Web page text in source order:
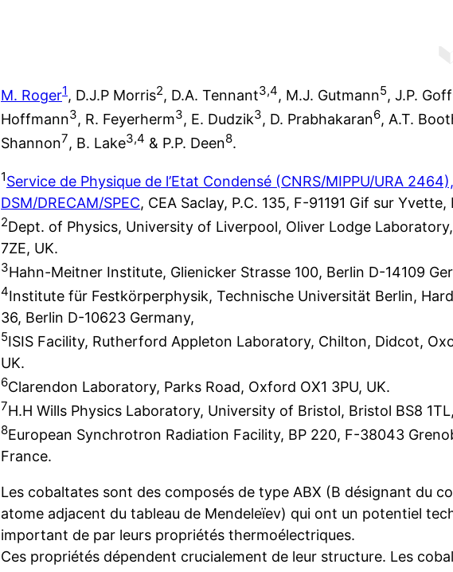
M. Roger1, D.J.P Morris2, D.A. Tennant3,4, M.J. Gutmann5, J.P. Goff
Hoffmann3, R. Feyerherm3, E. Dudzik3, D. Prabhakaran6, A.T.
Shannon7, B. Lake3,4 & P.P. Deen8.
1Service de Physique de l’Etat Condensé (CNRS/MIPPU/URA 2464),
DSM/DRECAM/SPEC, CEA Saclay, P.C. 135, F-91191 Gif sur Yvette,
2Dept. of Physics, University of Liverpool, Oliver Lodge
7ZE, UK.
3Hahn-Meitner Institute, Glienicker Strasse 100, Berlin D-14109
4Institute für Festkörperphysik, Technische Universität Berlin,
36, Berlin D-10623 Germany,
5ISIS Facility, Rutherford Appleton Laboratory, Chilton, Didcot,
UK.
6Clarendon Laboratory, Parks Road, Oxford OX1 3PU, UK.
7H.H Wills Physics Laboratory, University of Bristol, Bristol BS8
8European Synchrotron Radiation Facility, BP 220, F-38043
France.
Les cobaltates sont des composés de type ABX (B désignant du
atome adjacent du tableau de Mendeleïev) qui ont un potentiel
important de par leurs propriétés thermoélectriques.
Ces propriétés dépendent crucialement de leur structure. Les